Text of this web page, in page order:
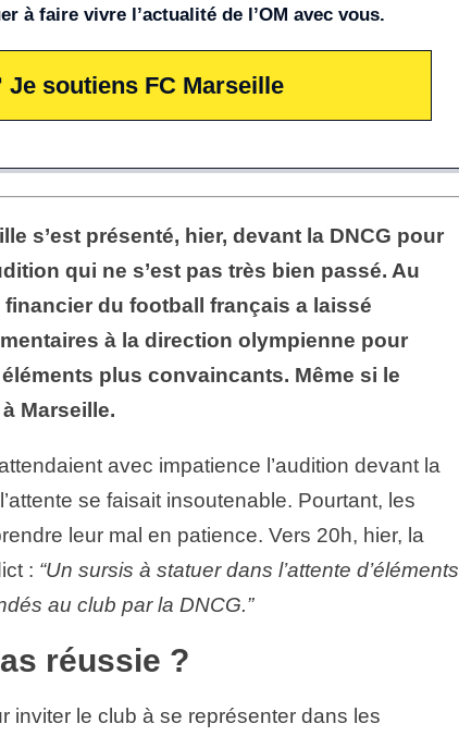
à faire vivre l’actualité de l’OM avec vous.
Je soutiens FC Marseille
s’est présenté, hier, devant la DNCG pour
qui ne s’est pas très bien passé. Au
du football français a laissé
à la direction olympienne pour
plus convaincants. Même si le
Marseille.
avec impatience l’audition devant la
se faisait insoutenable. Pourtant, les
leur mal en patience. Vers 20h, hier, la
: “Un sursis à statuer dans l’attente d’éléments
au club par la DNCG.”
réussie ?
inviter le club à se représenter dans les